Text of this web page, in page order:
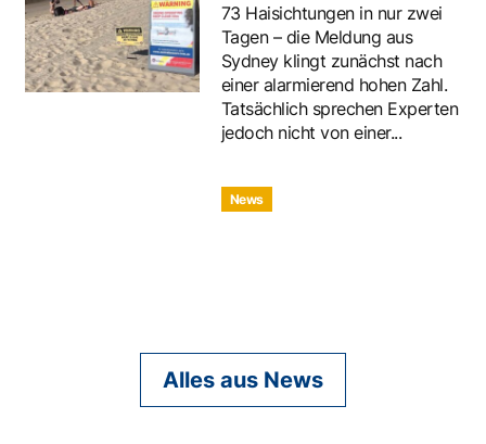
73 Haisichtungen in nur zwei
Tagen – die Meldung aus
Sydney klingt zunächst nach
einer alarmierend hohen Zahl.
Tatsächlich sprechen Experten
jedoch nicht von einer...
News
Alles aus News